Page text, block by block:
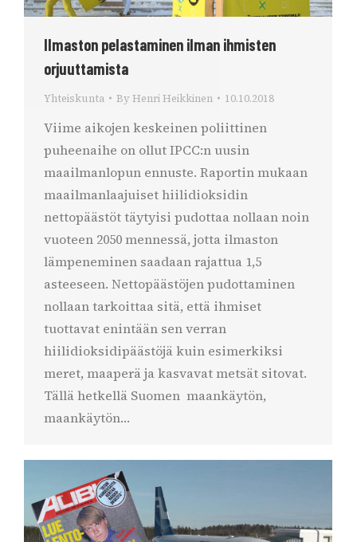
Ilmaston pelastaminen ilman ihmisten
orjuuttamista
Yhteiskunta By Henri Heikkinen 10.10.2018
Viime aikojen keskeinen poliittinen
puheenaihe on ollut IPCC:n uusin
maailmanlopun ennuste. Raportin mukaan
maailmanlaajuiset hiilidioksidin
nettopäästöt täytyisi pudottaa nollaan noin
vuoteen 2050 mennessä, jotta ilmaston
lämpeneminen saadaan rajattua 1,5
asteeseen. Nettopäästöjen pudottaminen
nollaan tarkoittaa sitä, että ihmiset
tuottavat enintään sen verran
hiilidioksidipäästöjä kuin esimerkiksi
meret, maaperä ja kasvavat metsät sitovat.
Tällä hetkellä Suomen maankäytön,
maankäytön…